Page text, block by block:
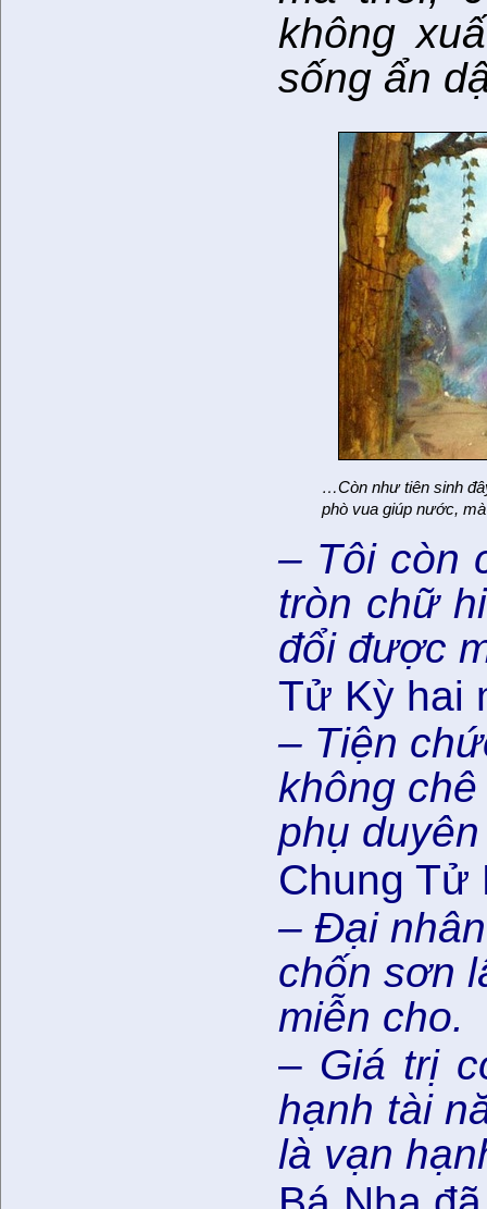
không
sống ẩn
…Còn như tiên sinh
phò vua giúp nước,
– Tôi còn
tròn chữ
đổi được
Tử Kỳ hai
– Tiện
không
phụ
Chung Tử
– Đại
chốn sơn
miễn cho.
– Giá trị
hạnh tài
là vạn